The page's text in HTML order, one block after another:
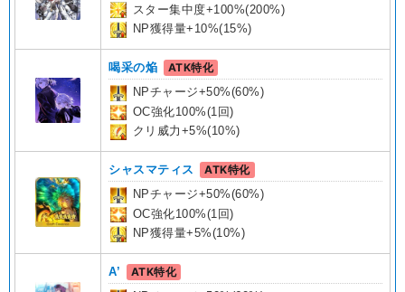
スター集中度+100%(200%)
NP獲得量+10%(15%)
喝采の焔
ATK特化
NPチャージ+50%(60%)
OC強化100%(1回)
クリ威力+5%(10%)
シャスマティス
ATK特化
NPチャージ+50%(60%)
OC強化100%(1回)
NP獲得量+5%(10%)
A’
ATK特化